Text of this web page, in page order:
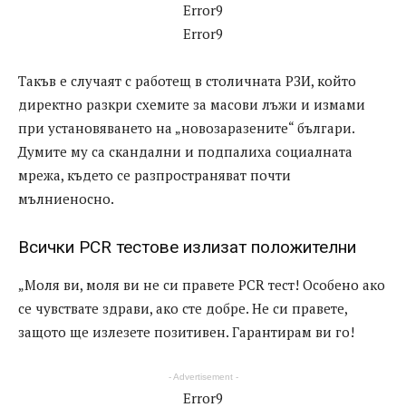
Error9
Error9
Такъв е случаят с работещ в столичната РЗИ, който
директно разкри схемите за масови лъжи и измами
при установяването на „новозаразените“ българи.
Думите му са скандални и подпалиха социалната
мрежа, където се разпространяват почти
мълниеносно.
Всички PCR тестове излизат положителни
„Моля ви, моля ви не си правете PCR тест! Особено ако
се чувствате здрави, ако сте добре. Не си правете,
защото ще излезете позитивен. Гарантирам ви го!
- Advertisement -
Error9